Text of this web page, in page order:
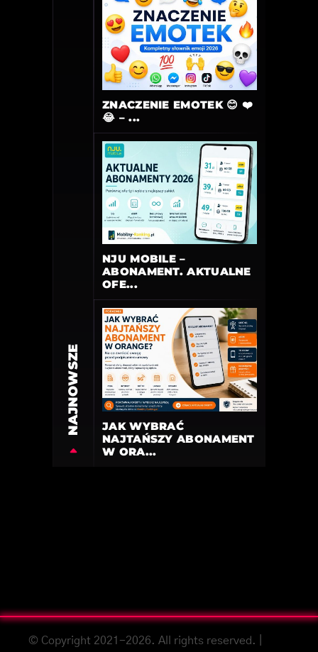
NAJNOWSZE
ZNACZENIE EMOTEK 😊 ❤️
😂 – ...
NJU MOBILE –
ABONAMENT. AKTUALNE
OFE...
JAK WYBRAĆ
NAJTAŃSZY ABONAMENT
W ORA...
© Copyright 2021-2026. All rights reserved. |